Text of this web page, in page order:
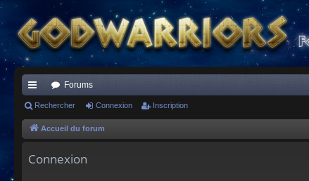
ac
co
Forums
Rechercher Connexion Inscription
Accueil du forum
Connexion